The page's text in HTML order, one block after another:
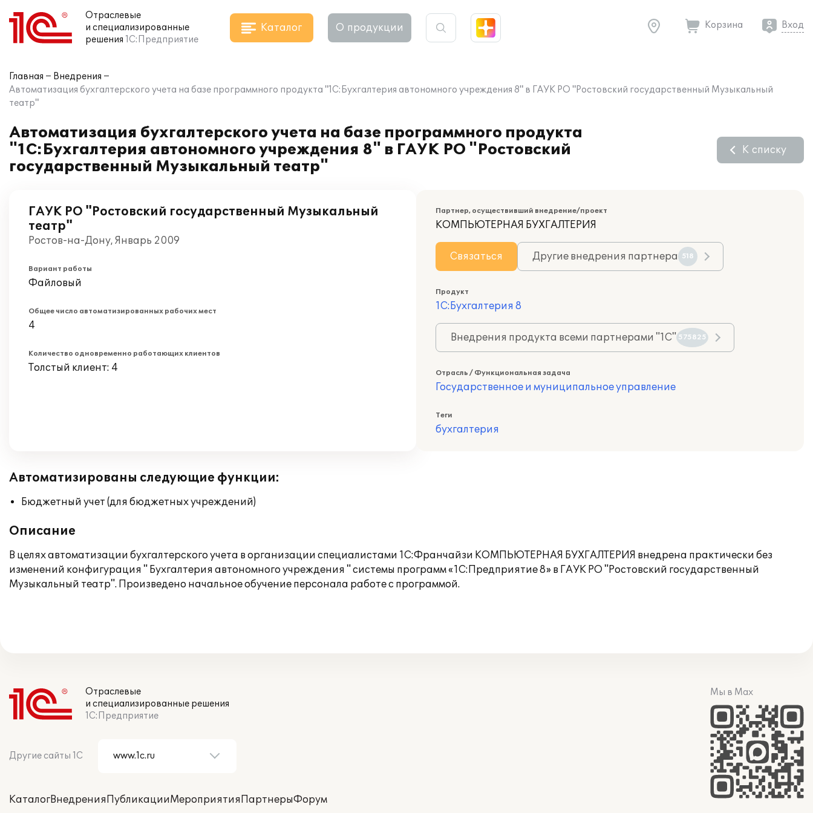
Отраслевые
и специализированные
решения 1С:Предприятие
Каталог О продукции Корзина Вход
Главная
Внедрения
Автоматизация бухгалтерского учета на базе программного продукта "1С:Бухгалтерия автономного учреждения 8" в ГАУК РО "Ростовский государственный Музыкальный
театр"
Автоматизация бухгалтерского учета на базе программного продукта
"1С:Бухгалтерия автономного учреждения 8" в ГАУК РО "Ростовский
государственный Музыкальный театр"
К списку
ГАУК РО "Ростовский государственный Музыкальный
театр"
Ростов-на-Дону, Январь 2009
Вариант работы
Файловый
Общее число автоматизированных рабочих мест
4
Количество одновременно работающих клиентов
Толстый клиент: 4
Партнер, осуществивший внедрение/проект
КОМПЬЮТЕРНАЯ БУХГАЛТЕРИЯ
Связаться Другие внедрения партнера 518
Продукт
1С:Бухгалтерия 8
Внедрения продукта всеми партнерами "1С" 575825
Отрасль / Функциональная задача
Государственное и муниципальное управление
Теги
бухгалтерия
Автоматизированы следующие функции:
Бюджетный учет (для бюджетных учреждений)
Описание
В целях автоматизации бухгалтерского учета в организации специалистами 1С:Франчайзи КОМПЬЮТЕРНАЯ БУХГАЛТЕРИЯ внедрена практически без
изменений конфигурация " Бухгалтерия автономного учреждения " системы программ «1С:Предприятие 8» в ГАУК РО "Ростовский государственный
Музыкальный театр". Произведено начальное обучение персонала работе с программой.
Отраслевые
и специализированные решения
1С:Предприятие
Другие сайты 1С
КаталогВнедренияПубликацииМероприятияПартнерыФорум
Мы в Max